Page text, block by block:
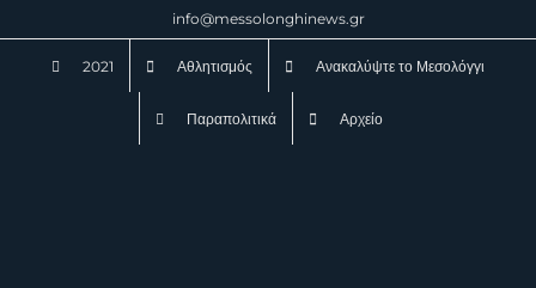
info@messolonghinews.gr
2021 Αθλητισμός Ανακαλύψτε το Μεσολόγγι
Παραπολιτικά Αρχείο